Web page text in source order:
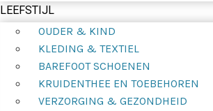
LEEFSTIJL
OUDER & KIND
KLEDING & TEXTIEL
BAREFOOT SCHOENEN
KRUIDENTHEE EN TOEBEHOREN
VERZORGING & GEZONDHEID